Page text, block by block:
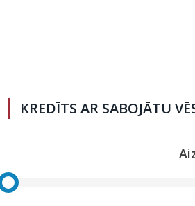
KREDĪTS AR SABOJĀTU